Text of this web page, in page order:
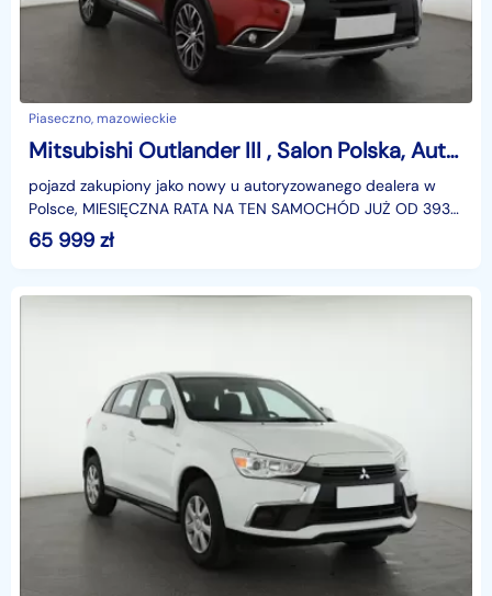
Piaseczno, mazowieckie
Mitsubishi Outlander III , Salon Polska, Automat, 7 miejsc, Skóra, Navi, Klimatronic,
pojazd zakupiony jako nowy u autoryzowanego dealera w
Polsce, MIESIĘCZNA RATA NA TEN SAMOCHÓD JUŻ OD 393
PLN*Podana w ogłoszeniu lokalizacja pojazdu jest aktua
65 999 zł